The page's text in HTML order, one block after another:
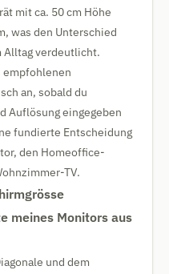
mit ca. 50 cm Höhe
was den Unterschied
Alltag verdeutlicht.
empfohlenen
an, sobald du
Auflösung eingegeben
fundierte Entscheidung
den Homeoffice-
TV.
meines Monitors aus
und dem